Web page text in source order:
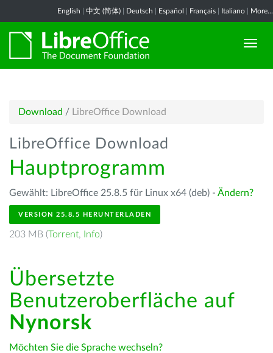
English 中文 (简体) Deutsch Español Français Italiano More...
Download / LibreOffice Download
LibreOffice Download
Hauptprogramm
Gewählt: LibreOffice 25.8.5 für Linux x64 (deb) - Ändern?
VERSION 25.8.5 HERUNTERLADEN
203 MB (Torrent, Info)
Übersetzte
Benutzeroberfläche auf
Nynorsk
Möchten Sie die Sprache wechseln?